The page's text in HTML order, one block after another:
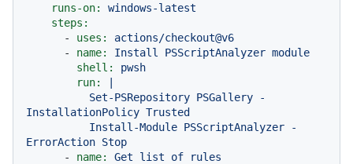
runs-on:
windows-latest
steps:
-
uses:
actions/checkout@v6
-
name: Install PSScriptAnalyzer module
shell:
pwsh
run:
InstallationPolicy Trusted
-
name: Get list of
rules